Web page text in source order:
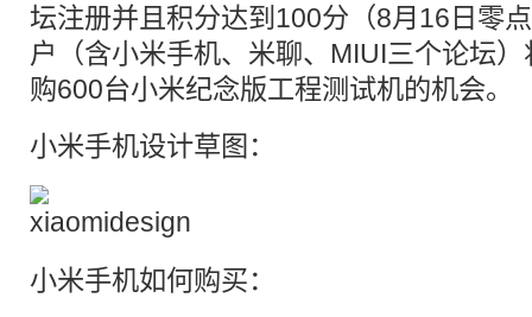
坛注册并且积分达到100分（8月16日零
户（含小米手机、米聊、MIUI三个论坛
购600台小米纪念版工程测试机的机会。
小米手机设计草图：
小米手机如何购买：